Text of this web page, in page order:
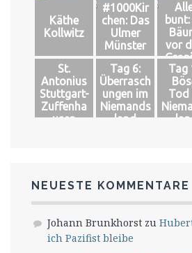
Käthe
Kollwitz
#1000Kir
chen: Das
Ulmer
Münster
vor
St.
Antonius
Stuttgart-
Zuffenha
usen
Tag 6:
Überrasch
ungen im
Niemands
land
Tag
Tod
NEUESTE KOMMENTARE
Johann Brunkhorst zu
ich Pazifist bleibe